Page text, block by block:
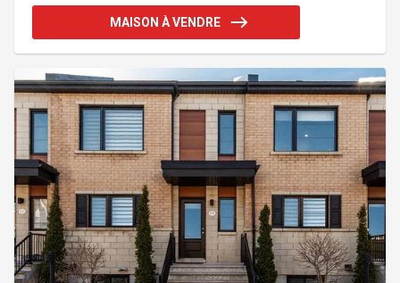
chambre des maîtres avec balcon et walk-in, salle
de bain rénovée avec plancher chauffant et deux
plancher époxy et accès direct au sous-sol. Près de
l'école, des sen
MAISON À VENDRE